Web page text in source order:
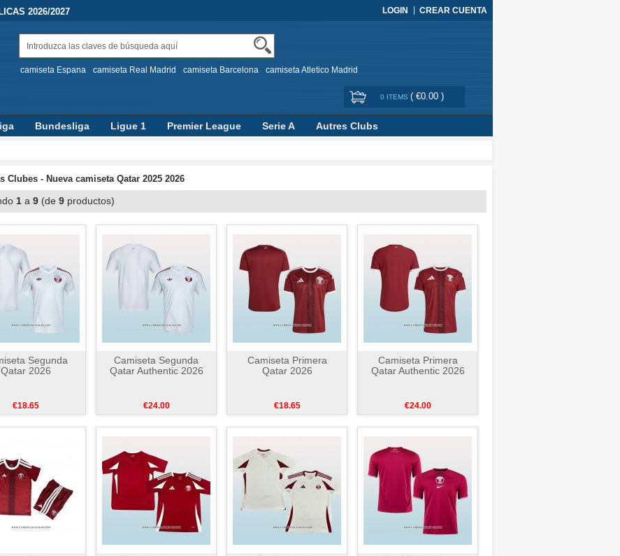
2026/2027 LOGIN CREAR CUENTA
camiseta Espana camiseta Real Madrid camiseta Barcelona camiseta Atletico Madrid
0 ITEMS ( €0.00 )
Bundesliga Ligue 1 Premier League Serie A
Autres Clubs
Clubes - Nueva camiseta Qatar 2025 2026
1 a 9 (de 9 productos)
Segunda
Qatar 2026
€18.65
Camiseta Segunda
Qatar Authentic 2026
€24.00
Camiseta Primera
Qatar 2026
€18.65
Camiseta Primera
Qatar Authentic 2026
€24.00